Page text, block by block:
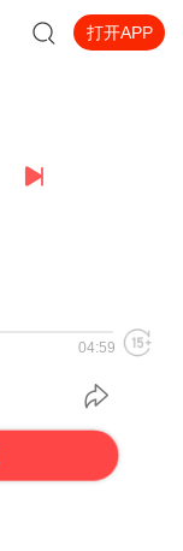
打开APP
04:59